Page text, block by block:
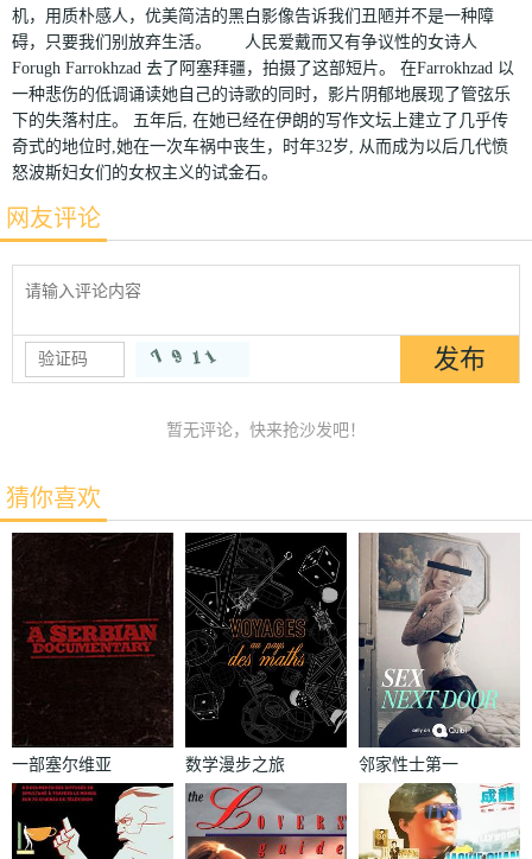
机，用质朴感人，优美简洁的黑白影像告诉我们丑陋并不是一种障
碍，只要我们别放弃生活。 人民爱戴而又有争议性的女诗人
Forugh Farrokhzad 去了阿塞拜疆，拍摄了这部短片。 在Farrokhzad 以
一种悲伤的低调诵读她自己的诗歌的同时，影片阴郁地展现了管弦乐
下的失落村庄。 五年后, 在她已经在伊朗的写作文坛上建立了几乎传
奇式的地位时,她在一次车祸中丧生，时年32岁, 从而成为以后几代愤
怒波斯妇女们的女权主义的试金石。
网友评论
暂无评论，快来抢沙发吧！
猜你喜欢
一部塞尔维亚
纪录片
数学漫步之旅
邻家性士第一